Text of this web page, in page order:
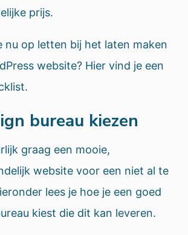
prijs.
nu op letten bij het laten maken
website? Hier vind je een
bureau kiezen
graag een mooie,
website voor een niet al te
lees je hoe je een goed
kiest die dit kan leveren.